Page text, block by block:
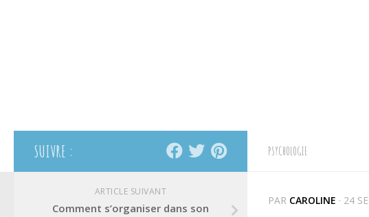
PSYCHOLOGIE
PAR CAROLINE · 24
SUIVRE :
ARTICLE SUIVANT
Comment s’organiser dans son